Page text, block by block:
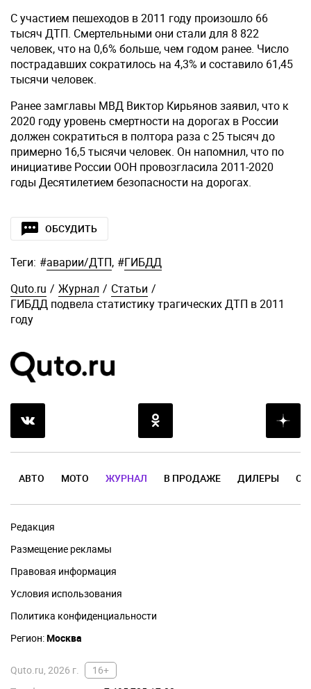
С участием пешеходов в 2011 году произошло 66
тысяч ДТП. Смертельными они стали для 8 822
человек, что на 0,6% больше, чем годом ранее. Число
пострадавших сократилось на 4,3% и составило 61,45
тысячи человек.
Ранее замглавы МВД Виктор Кирьянов заявил, что к
2020 году уровень смертности на дорогах в России
должен сократиться в полтора раза с 25 тысяч до
примерно 16,5 тысячи человек. Он напомнил, что по
инициативе России ООН провозгласила 2011-2020
годы Десятилетием безопасности на дорогах.
ОБСУДИТЬ
Теги: #аварии/ДТП, #ГИБДД
Quto.ru / Журнал / Статьи /
ГИБДД подвела статистику трагических ДТП в 2011
году
АВТО МОТО ЖУРНАЛ В ПРОДАЖЕ ДИЛЕРЫ
Редакция
Размещение рекламы
Правовая информация
Условия использования
Политика конфиденциальности
Регион:Москва
Quto.ru, 2026 г.
16+